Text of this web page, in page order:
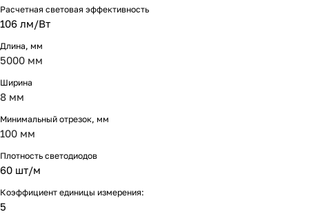
Расчетная световая эффективность
106 лм/Вт
Длина, мм
5000 мм
Ширина
8 мм
Минимальный отрезок, мм
100 мм
Плотность светодиодов
60 шт/м
Коэффициент единицы измерения:
5